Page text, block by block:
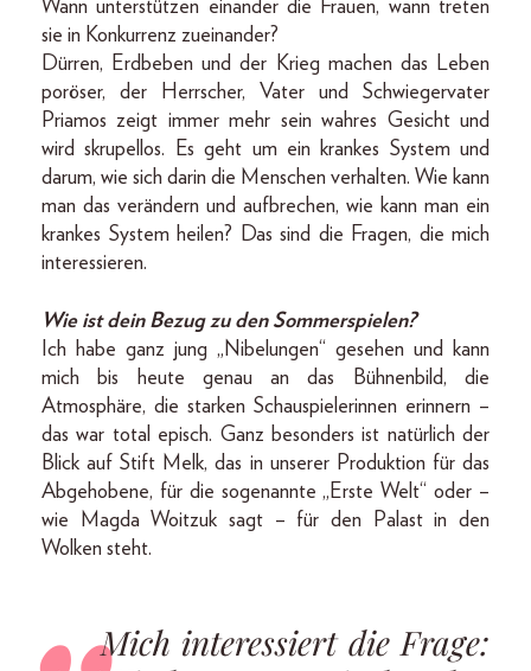
Wann unterstützen einander die Frauen, wann treten
sie in Konkurrenz zueinander?
Dürren, Erdbeben und der Krieg machen das Leben
poröser, der Herrscher, Vater und Schwiegervater
Priamos zeigt immer mehr sein wahres Gesicht und
wird skrupellos. Es geht um ein krankes System und
darum, wie sich darin die Menschen verhalten. Wie kann
man das verändern und aufbrechen, wie kann man ein
krankes System heilen? Das sind die Fragen, die mich
interessieren.
Wie ist dein Bezug zu den Sommerspielen?
Ich habe ganz jung „Nibelungen“ gesehen und kann
mich bis heute genau an das Bühnenbild, die
Atmosphäre, die starken Schauspielerinnen erinnern –
das war total episch. Ganz besonders ist natürlich der
Blick auf Stift Melk, das in unserer Produktion für das
Abgehobene, für die sogenannte „Erste Welt“ oder –
wie Magda Woitzuk sagt – für den Palast in den
Wolken steht.
Mich interessiert die Frage: